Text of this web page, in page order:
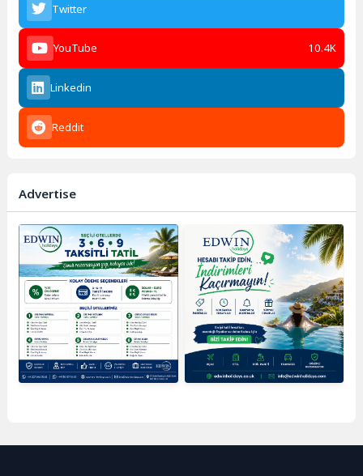
Twitter
YouTube 10.4K
Linkedin
Reddit
Advertise